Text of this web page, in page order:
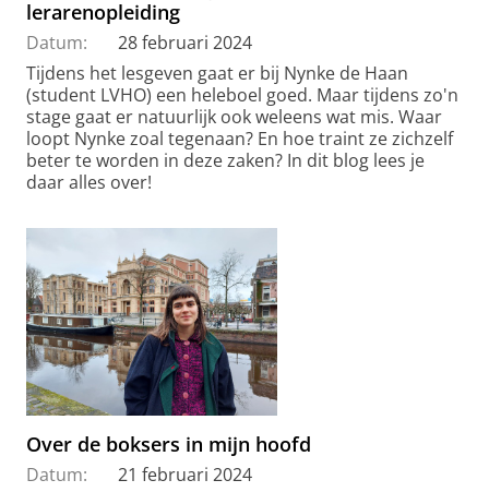
lerarenopleiding
Datum:
28 februari 2024
Tijdens het lesgeven gaat er bij Nynke de Haan
(student LVHO) een heleboel goed. Maar tijdens zo'n
stage gaat er natuurlijk ook weleens wat mis. Waar
loopt Nynke zoal tegenaan? En hoe traint ze zichzelf
beter te worden in deze zaken? In dit blog lees je
daar alles over!
Over de boksers in mijn hoofd
Datum:
21 februari 2024